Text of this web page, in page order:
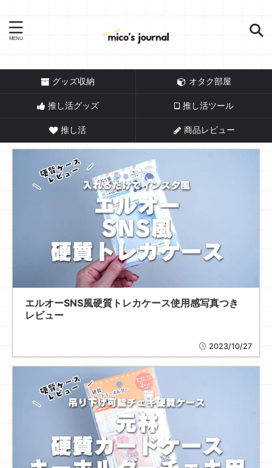
グッズ収納 オタク部屋
推し活グッズ 推し活ツール
推し活 商品レビュー
エルオーSNS風硬質トレカケース使用感写真つき
レビュー
2023/10/27